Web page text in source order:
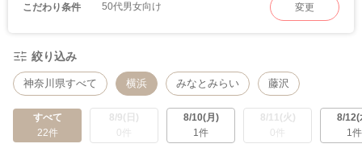
こだわり条件 50代男女向け 変更
絞り込み
神奈川県すべて 横浜 みなとみらい 藤沢
すべて
22件
8/9(日)
0件
8/10(月)
1件
8/11(火)
0件
8/12(
1件